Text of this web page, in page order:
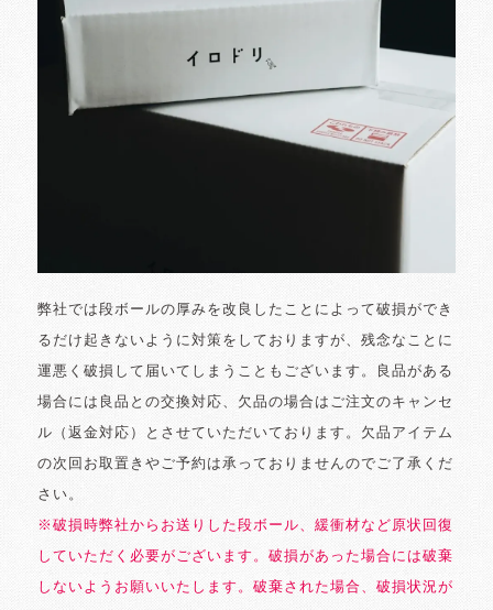
弊社では段ボールの厚みを改良したことによって破損ができ
るだけ起きないように対策をしておりますが、残念なことに
運悪く破損して届いてしまうこともございます。良品がある
場合には良品との交換対応、欠品の場合はご注文のキャンセ
ル（返金対応）とさせていただいております。欠品アイテム
の次回お取置きやご予約は承っておりませんのでご了承くだ
さい。
※破損時弊社からお送りした段ボール、緩衝材など原状回復
していただく必要がございます。破損があった場合には破棄
しないようお願いいたします。破棄された場合、破損状況が